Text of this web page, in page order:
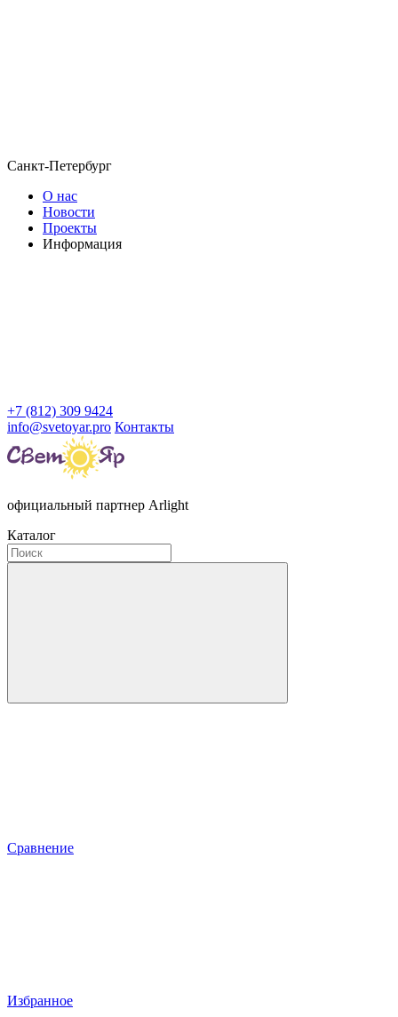
Санкт-Петербург
О нас
Новости
Проекты
Информация
+7 (812) 309 9424
info@svetoyar.pro Контакты
официальный партнер Arlight
Каталог
Сравнение
Избранное